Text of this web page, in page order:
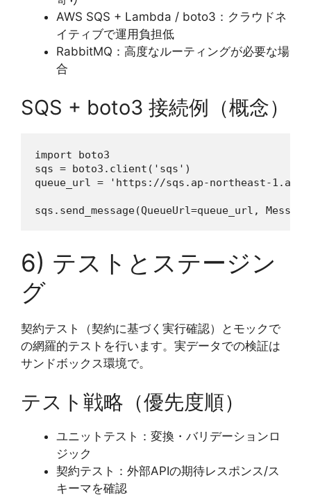
AWS SQS + Lambda / boto3：クラウドネ
イティブで運用負担低
RabbitMQ：高度なルーティングが必要な場
合
SQS + boto3 接続例（概念）
import boto3
sqs = boto3.client('sqs')
queue_url = 'https://sqs.ap-northeast-
6) テストとステージン
グ
契約テスト（契約に基づく実行確認）とモックで
の網羅的テストを行います。実データでの検証は
サンドボックス環境で。
テスト戦略（優先度順）
ユニットテスト：変換・バリデーションロ
ジック
契約テスト：外部APIの期待レスポンス/ス
キーマを確認